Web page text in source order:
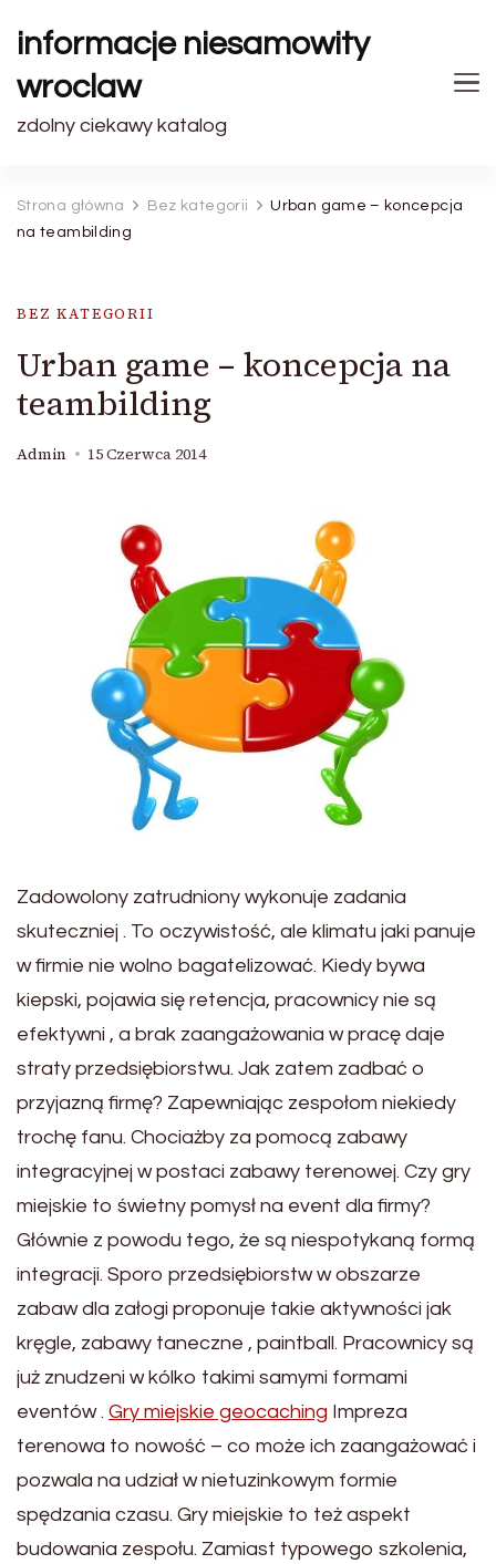
informacje niesamowity
wroclaw
zdolny ciekawy katalog
Strona główna Bez kategorii
Urban game – koncepcja
na teambilding
BEZ KATEGORII
Urban game – koncepcja na
teambilding
Admin 15 Czerwca 2014
Zadowolony zatrudniony wykonuje zadania
skuteczniej . To oczywistość, ale klimatu jaki panuje
w firmie nie wolno bagatelizować. Kiedy bywa
kiepski, pojawia się retencja, pracownicy nie są
efektywni , a brak zaangażowania w pracę daje
straty przedsiębiorstwu. Jak zatem zadbać o
przyjazną firmę? Zapewniając zespołom niekiedy
trochę fanu. Chociażby za pomocą zabawy
integracyjnej w postaci zabawy terenowej. Czy gry
miejskie to świetny pomysł na event dla firmy?
Głównie z powodu tego, że są niespotykaną formą
integracji. Sporo przedsiębiorstw w obszarze
zabaw dla załogi proponuje takie aktywności jak
kręgle, zabawy taneczne , paintball. Pracownicy są
już znudzeni w kólko takimi samymi formami
eventów . Gry miejskie geocaching Impreza
terenowa to nowość – co może ich zaangażować i
pozwala na udział w nietuzinkowym formie
spędzania czasu. Gry miejskie to też aspekt
budowania zespołu. Zamiast typowego szkolenia,